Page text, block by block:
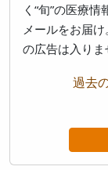
く“旬”の医療
メールをお届
の広告は入りま
過去